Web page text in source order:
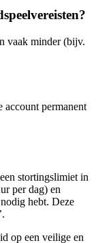
vaak minder (bijv.
account permanent
stortingslimiet in
per dag) en
hebt. Deze
op een veilige en